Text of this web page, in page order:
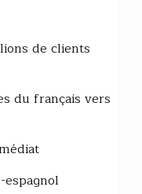
de clients
du français vers